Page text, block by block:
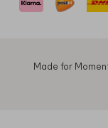
Made for